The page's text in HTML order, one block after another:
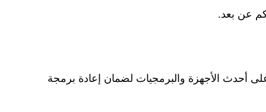
عن بعد.
أحدث الأجهزة والبرمجيات لضمان إعادة برمجة